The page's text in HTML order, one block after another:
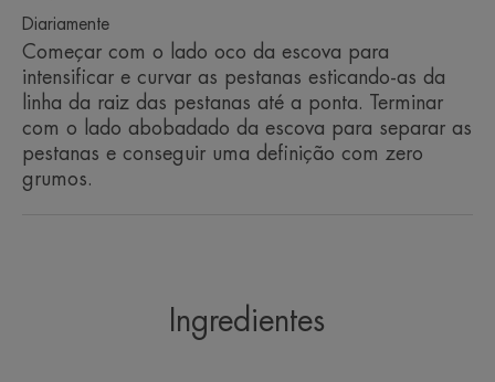
Uma máscara sem compromisso
entre naturalidade, eficácia e
tolerância muito elevada, para os
olhos mais sensíveis.
Fórmula de elevada tolerância adequada para
olhos e pele ultrassensíveis*, mesmo para
Diariamente
Começar com o lado oco da escova para
intensificar e curvar as pestanas esticando-as da
linha da raiz das pestanas até a ponta. Terminar
com o lado abobadado da escova para separar as
pestanas e conseguir uma definição com zero
grumos.
Ingredientes